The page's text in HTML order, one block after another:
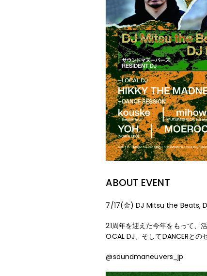
ABOUT EVENT
7/17(金) DJ Mitsu the Beats,
21周年を迎えた今年をもって、
OCAL DJ、そしてDANCERとの
@soundmaneuvers_jp